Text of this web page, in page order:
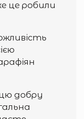
це робили
добру